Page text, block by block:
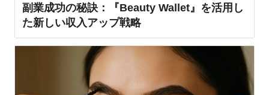
副業成功の秘訣：『Beauty Wallet』を活用し
た新しい収入アップ戦略